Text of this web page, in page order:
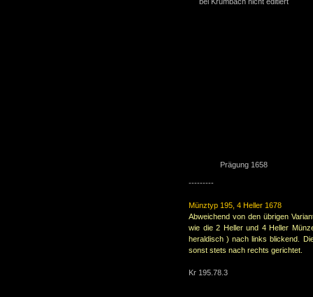
Prägung 1658
---------
Münztyp 195, 4 Heller 1678
Abweichend von den übrigen
wie die 2 Heller und 4 Heller
heraldisch ) nach links blickend.
sonst stets nach rechts gerichtet.
Kr 195.78.3